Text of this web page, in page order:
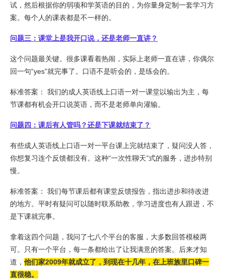
试，然后根据你的弱项和学英语的目的，为你量身定制一套学习方
案。每个人的课表都是不一样的。
问题三：课堂上是我开口说，还是老师一直讲？
这个问题最关键。很多课看着热闹，实际上老师一直在讲，你偶尔
回一句“yes”就完事了。口语不是听会的，是练会的。
标准答案： 我们的成人英语线上口语一对一课堂以输出为主，每
节课都有机会开口说英语，而不是老师单向灌输。
问题四：课后有人管吗？还是下课就结束了？
有些成人英语线上口语一对一平台课上完就结束了，疑问没人答，
你想复习连个反馈都没有。这种“一次性聊天”式的服务，进步特别
慢。
标准答案： 我们每节课后都有课堂反馈报告，指出进步和待改进
的地方。平时有疑问可以随时联系助教，学习进度也有人跟进，不
是下课就完事。
拿着这四个问题，我问了七八个平台的客服，大多数回答模棱两
可。只有一个平台，每一条都给出了让我满意的答案。后来才知
道， 他们家2009年就成立了，到现在十几年，在上班族里口碑一
直很稳。